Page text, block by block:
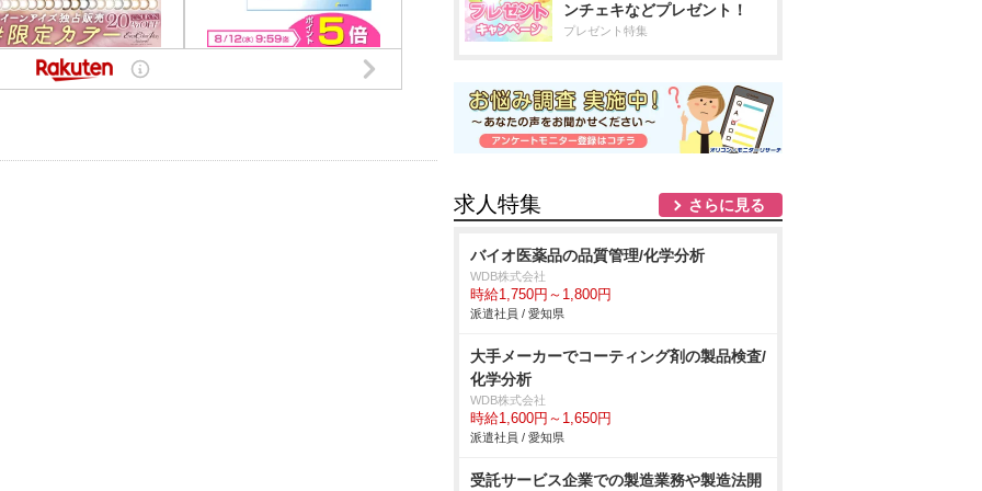
ンチェキなどプレゼント！
プレゼント特集
求人特集 さらに見る
バイオ医薬品の品質管理/化学分析
WDB株式会社
時給1,750円～1,800円
派遣社員 / 愛知県
大手メーカーでコーティング剤の製品検査/
化学分析
WDB株式会社
時給1,600円～1,650円
派遣社員 / 愛知県
受託サービス企業での製造業務や製造法開